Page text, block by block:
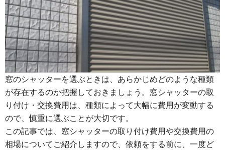
窓のシャッターを選ぶときは、あらかじめどのような種類
が存在するのか把握しておきましょう。窓シャッターの取
り付け・交換費用は、種類によって大幅に費用が変動する
ので、慎重に選ぶことが大切です。
この記事では、窓シャッターの取り付け費用や交換費用の
相場についてご紹介しますので、依頼をする前に、一度ど